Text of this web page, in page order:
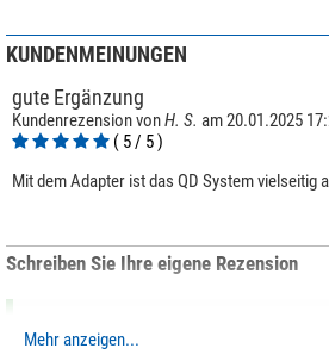
KUNDENMEINUNGEN
gute Ergänzung
Kundenrezension vonH. S. am 20.01.2025
( 5 / 5 )
Mit dem Adapter ist das QD System vielseitig
Schreiben Sie Ihre eigene Rezension
Haben Sie spezifische Fragen zu Ihrer
Produkt?Bitte wenden Sie sich hierzu an
Mehr anzeigen...